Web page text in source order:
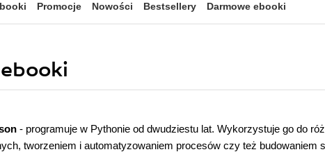
Promocje Nowości Bestsellery Darmowe ebooki
- programuje w Pythonie od dwudziestu lat. Wykorzystuje go do
tworzeniem i automatyzowaniem procesów czy też budowaniem